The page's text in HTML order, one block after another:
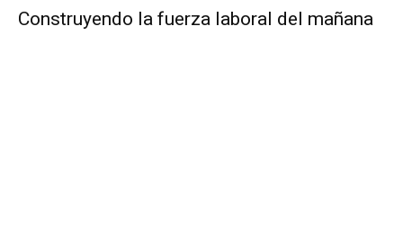
Construyendo la fuerza laboral del mañana